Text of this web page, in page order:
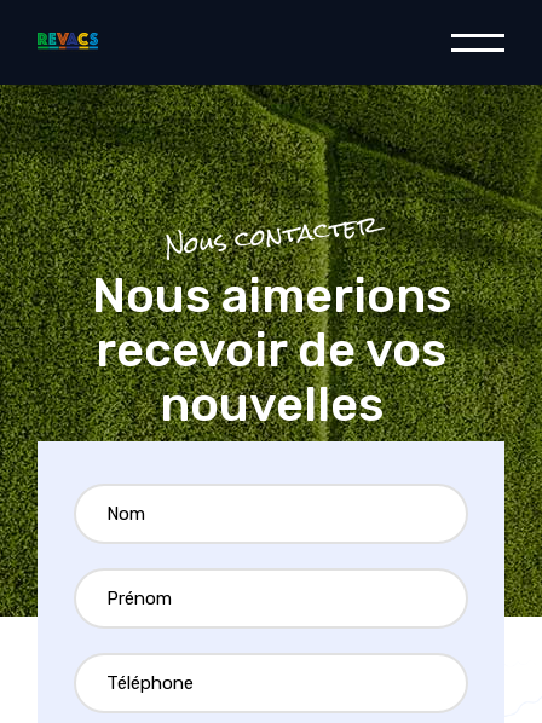
Nous contacter
Nous aimerions
recevoir de vos
nouvelles